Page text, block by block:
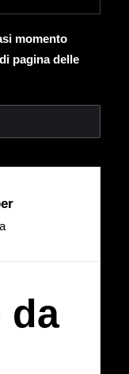
momento
pagina delle
da